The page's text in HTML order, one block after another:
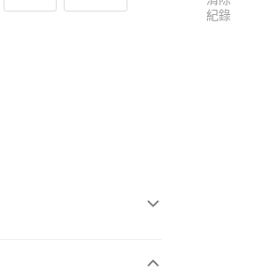
紀錄